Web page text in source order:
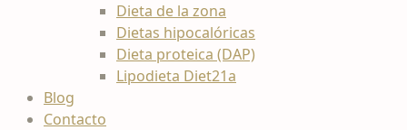
Dieta de la zona
Dietas hipocalóricas
Dieta proteica (DAP)
Lipodieta Diet21a
Blog
Contacto